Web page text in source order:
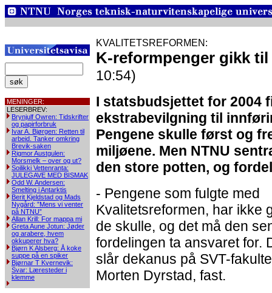
MENINGER:
LESERBREV:
Brynjulf Owren: Tidskrifter
og papirforbruk
Ivar A. Bjørgen: Retten til
arbeid. Tanker omkring
Brevik-saken
Rigmor Austgulen:
Morsmelk – over og ut?
Soilikki Vettenranta:
JULEGAVE MED BISMAK
Odd W. Andersen:
Smelting i Antarktis
Berit Kjeldstad og Mads
Nygård: ”Mens vi venter
på NTNU”
Allan Krill: For mappa mi
Greta Aune Jotun: Jøder
og arabere, hvem
okkuperer hva?
Bjørn K Alsberg: Å koke
suppe på en spiker
Bjørnar T Kvernevik:
Svar: Læresteder i
klemme
KVALITETSREFORMEN:
K-reformpenger gikk
10:54)
I statsbudsjettet for 2004
ekstrabevilgning til
Pengene skulle først og
miljøene. Men NTNU
den store potten, og
- Pengene som fulgte med
Kvalitetsreformen, har ikke
de skulle, og det må den
fordelingen ta ansvaret for.
slår dekanus på SVT-
Morten Dyrstad, fast.